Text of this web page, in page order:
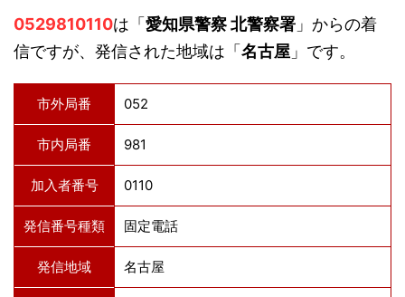
0529810110は「愛知県警察 北警察署 」からの着
信ですが、発信された地域は「名古屋 」です。
市外局番 052
市内局番 981
加入者番号 0110
発信番号種類 固定電話
発信地域 名古屋